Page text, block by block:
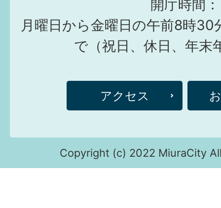
開庁時間：
月曜日から金曜日の午前8時30
で（祝日、休日、年末
アクセス
Copyright (c) 2022 MiuraCity